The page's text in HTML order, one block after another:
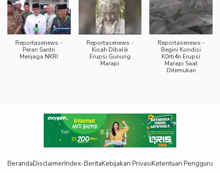
Reportasenews -
Peran Santri
Menjaga NKRI
Reportasenews -
Kisah Dibalik
Erupsi Gunung
Marapi
Reportasenews -
Begini Kondisi
K0rb4n Erupsi
Marapi Saat
Ditemukan
BerandaDisclaimerIndex-BeritaKebijakan PrivasiKetentuan Pengguna